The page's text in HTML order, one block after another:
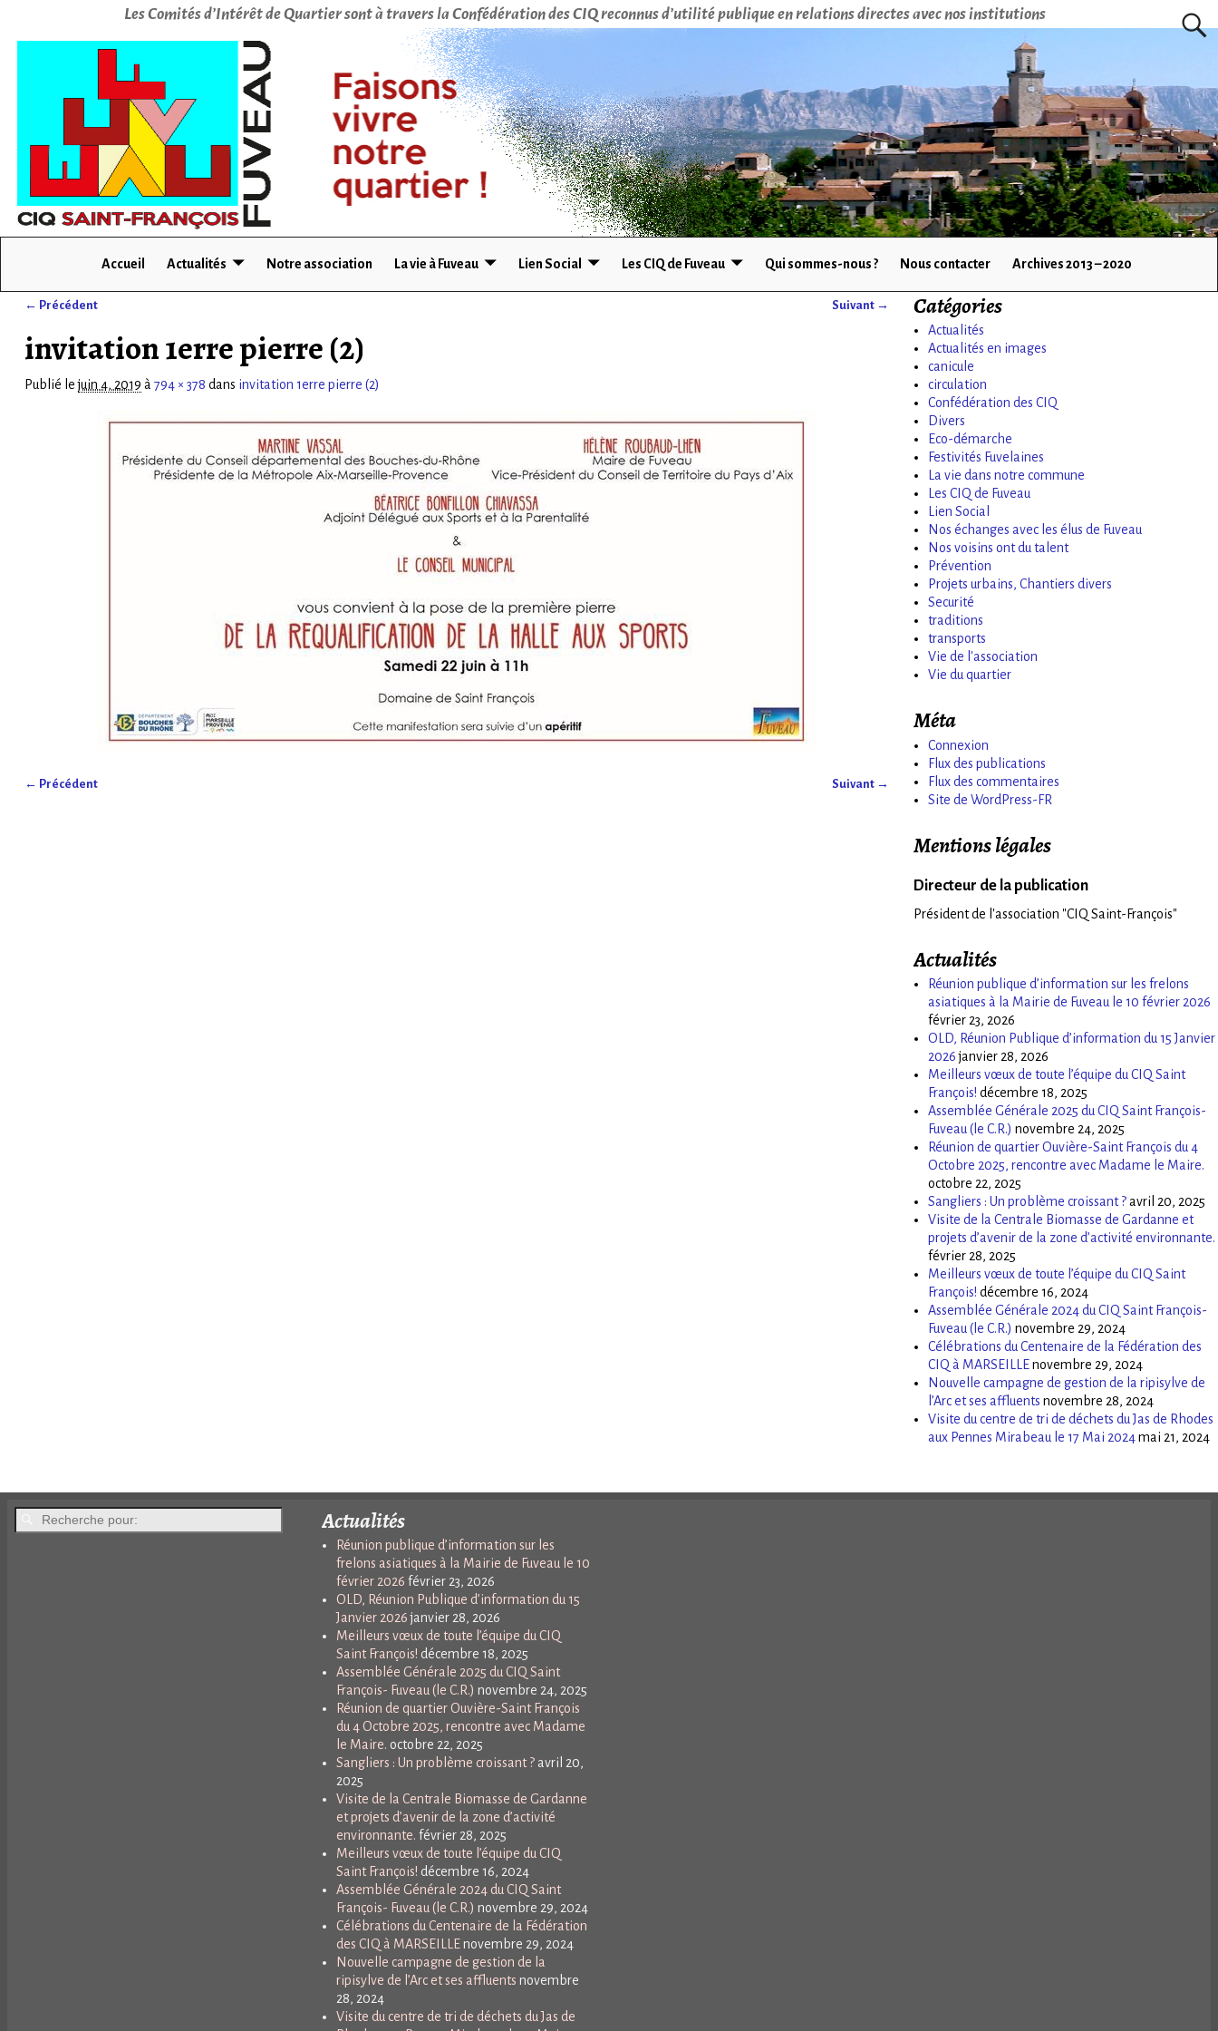
Les Comités d’Intérêt de Quartier sont à travers la Confédération des CIQ reconnus d’utilité publique en relations directes avec nos institutions
Accueil Actualités Notre association La vie à Fuveau Lien Social Les CIQ de Fuveau Qui sommes-nous ? Nous contacter Archives 2013 – 2020
← Précédent Suivant →
invitation 1erre pierre (2)
Publié lejuin 4, 2019 à 794 × 378 dans invitation 1erre pierre (2)
← Précédent Suivant →
Catégories
Actualités
Actualités en images
canicule
circulation
Confédération des CIQ
Divers
Eco-démarche
Festivités Fuvelaines
La vie dans notre commune
Les CIQ de Fuveau
Lien Social
Nos échanges avec les élus de Fuveau
Nos voisins ont du talent
Prévention
Projets urbains, Chantiers divers
Securité
traditions
transports
Vie de l'association
Vie du quartier
Méta
Connexion
Flux des publications
Flux des commentaires
Site de WordPress-FR
Mentions légales
Directeur de la publication
Président de l'association "CIQ Saint-François"
Actualités
Réunion publique d’information sur les frelons
asiatiques à la Mairie de Fuveau le 10 février 2026
février 23, 2026
OLD, Réunion Publique d’information du 15 Janvier
2026 janvier 28, 2026
Meilleurs vœux de toute l’équipe du CIQ Saint
François! décembre 18, 2025
Assemblée Générale 2025 du CIQ Saint François-
Fuveau (le C.R.) novembre 24, 2025
Réunion de quartier Ouvière-Saint François du 4
Octobre 2025, rencontre avec Madame le Maire.
octobre 22, 2025
Sangliers : Un problème croissant ?avril 20, 2025
Visite de la Centrale Biomasse de Gardanne et
projets d’avenir de la zone d’activité environnante.
février 28, 2025
Meilleurs vœux de toute l’équipe du CIQ Saint
François! décembre 16, 2024
Assemblée Générale 2024 du CIQ Saint François-
Fuveau (le C.R.) novembre 29, 2024
Célébrations du Centenaire de la Fédération des
CIQ à MARSEILLEnovembre 29, 2024
Nouvelle campagne de gestion de la ripisylve de
l’Arc et ses affluents novembre 28, 2024
Visite du centre de tri de déchets du Jas de Rhodes
aux Pennes Mirabeau le 17 Mai 2024mai 21, 2024
Actualités
Réunion publique d’information sur les
frelons asiatiques à la Mairie de Fuveau le 10
février 2026 février 23, 2026
OLD, Réunion Publique d’information du 15
Janvier 2026 janvier 28, 2026
Meilleurs vœux de toute l’équipe du CIQ
Saint François! décembre 18, 2025
Assemblée Générale 2025 du CIQ Saint
François- Fuveau (le C.R.) novembre 24, 2025
Réunion de quartier Ouvière-Saint François
du 4 Octobre 2025, rencontre avec Madame
le Maire. octobre 22, 2025
Sangliers : Un problème croissant ? avril 20,
2025
Visite de la Centrale Biomasse de Gardanne
et projets d’avenir de la zone d’activité
environnante. février 28, 2025
Meilleurs vœux de toute l’équipe du CIQ
Saint François! décembre 16, 2024
Assemblée Générale 2024 du CIQ Saint
François- Fuveau (le C.R.) novembre 29, 2024
Célébrations du Centenaire de la Fédération
des CIQ à MARSEILLE novembre 29, 2024
Nouvelle campagne de gestion de la
ripisylve de l’Arc et ses affluents novembre
28, 2024
Visite du centre de tri de déchets du Jas de